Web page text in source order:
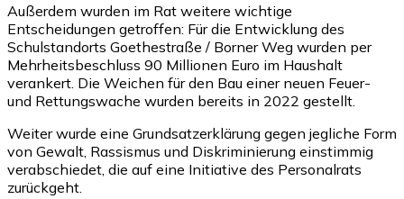
Außerdem wurden im Rat weitere wichtige
Entscheidungen getroffen: Für die Entwicklung des
Schulstandorts Goethestraße / Borner Weg wurden per
Mehrheitsbeschluss 90 Millionen Euro im Haushalt
verankert. Die Weichen für den Bau einer neuen Feuer-
und Rettungswache wurden bereits in 2022 gestellt.
Weiter wurde eine Grundsatzerklärung gegen jegliche Form
von Gewalt, Rassismus und Diskriminierung einstimmig
verabschiedet, die auf eine Initiative des Personalrats
zurückgeht.